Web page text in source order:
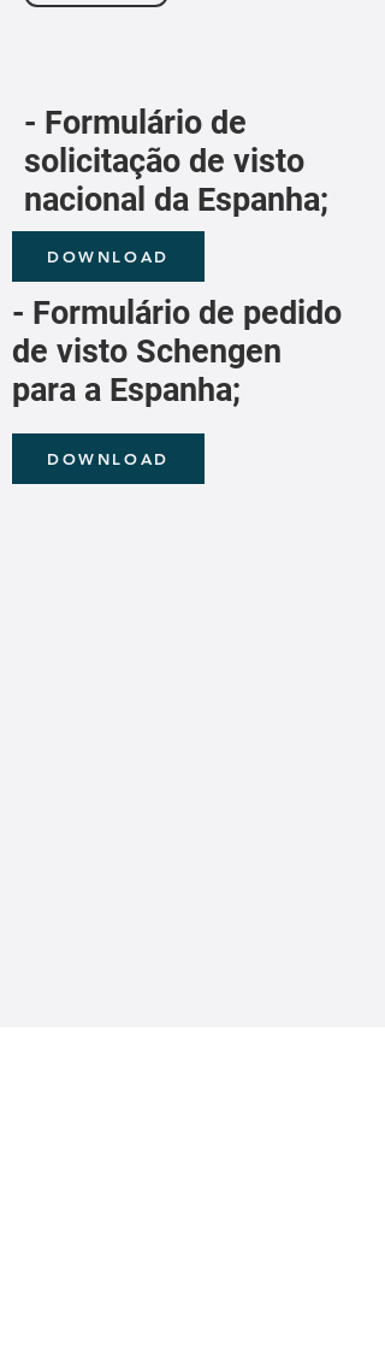
- Formulário de
solicitação de visto
nacional da Espanha;
DOWNLOAD
- Formulário de pedido
de visto Schengen
para a Espanha;
DOWNLOAD